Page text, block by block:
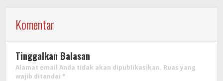
Komentar
Tinggalkan Balasan
Alamat email Anda tidak akan dipublikasikan. Ruas yang
wajib ditandai *